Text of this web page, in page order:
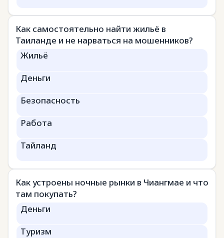
Как самостоятельно найти жильё в
Таиланде и не нарваться на мошенников?
Жильё
Деньги
Безопасность
Работа
Тайланд
Как устроены ночные рынки в Чиангмае и что
там покупать?
Деньги
Туризм